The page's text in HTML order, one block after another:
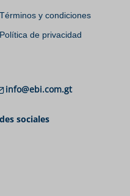
Términos y condiciones
Política de privacidad
info@ebi.com.gt
sociales